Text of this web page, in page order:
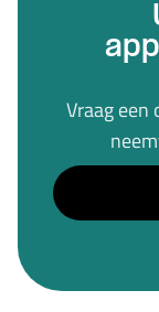
Vraag